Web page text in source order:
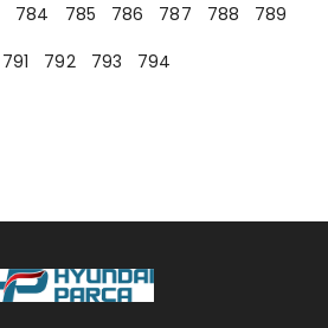
784 785 786 787 788
789
791 792 793 794